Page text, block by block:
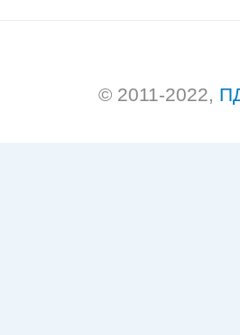
© 2011-2022,